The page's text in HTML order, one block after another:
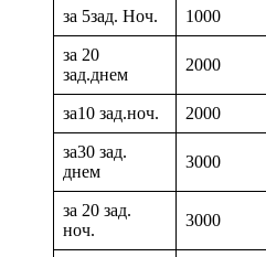
за 5зад. Ноч. 1000
за 20
зад.днем
2000
за10 зад.ноч. 2000
за30 зад.
днем
3000
за 20 зад.
ноч.
3000